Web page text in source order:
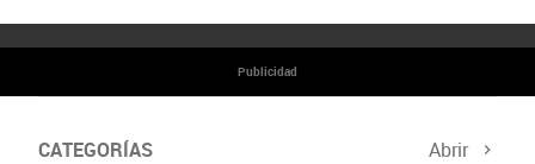
Publicidad
CATEGORÍAS Abrir